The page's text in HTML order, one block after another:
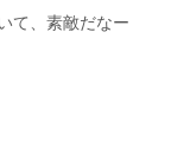
て、素敵だなー